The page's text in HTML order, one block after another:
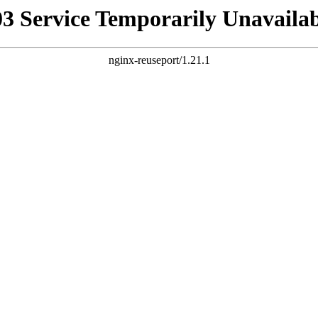
Service Temporarily
nginx-reuseport/1.21.1